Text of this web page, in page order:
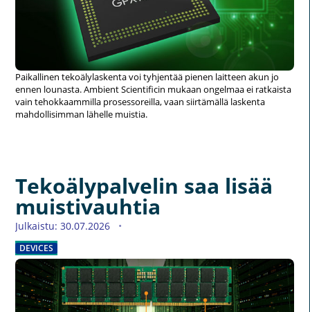
Paikallinen tekoälylaskenta voi tyhjentää pienen laitteen akun jo
ennen lounasta. Ambient Scientificin mukaan ongelmaa ei ratkaista
vain tehokkaammilla prosessoreilla, vaan siirtämällä laskenta
mahdollisimman lähelle muistia.
Tekoälypalvelin saa lisää
muistivauhtia
Julkaistu: 30.07.2026
DEVICES